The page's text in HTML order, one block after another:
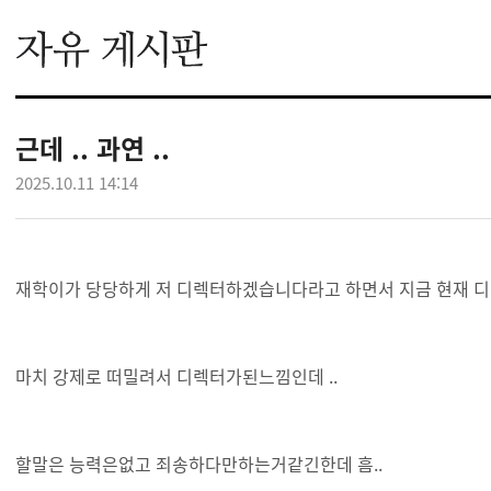
근데 .. 과연 ..
2025.10.11 14:14
재학이가 당당하게 저 디렉터하겠습니다라고 하면서 지금 현재
마치 강제로 떠밀려서 디렉터가된느낌인데 ..
할말은 능력은없고 죄송하다만하는거같긴한데 흠..